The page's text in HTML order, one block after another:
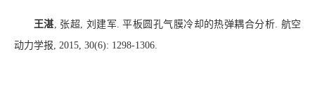
王湛 张超 刘建军 .平板圆孔气膜冷却的热弹耦合分析 航空
动力学报 , 2015, 30(6): 1298-1306.